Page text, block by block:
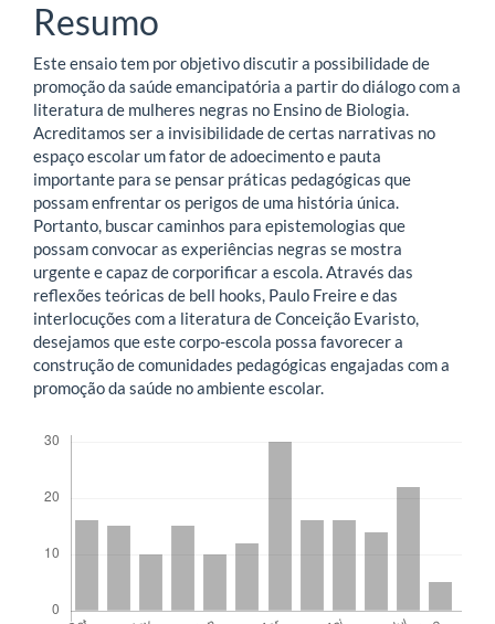
Resumo
Este ensaio tem por objetivo discutir a possibilidade de
promoção da saúde emancipatória a partir do diálogo com a
literatura de mulheres negras no Ensino de Biologia.
Acreditamos ser a invisibilidade de certas narrativas no
espaço escolar um fator de adoecimento e pauta
importante para se pensar práticas pedagógicas que
possam enfrentar os perigos de uma história única.
Portanto, buscar caminhos para epistemologias que
possam convocar as experiências negras se mostra
urgente e capaz de corporificar a escola. Através das
reflexões teóricas de bell hooks, Paulo Freire e das
interlocuções com a literatura de Conceição Evaristo,
desejamos que este corpo-escola possa favorecer a
construção de comunidades pedagógicas engajadas com a
promoção da saúde no ambiente escolar.